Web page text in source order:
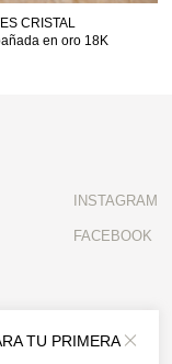
CRISTAL
en oro 18K
TU PRIMERA Close
INSTAGRAM
FACEBOOK